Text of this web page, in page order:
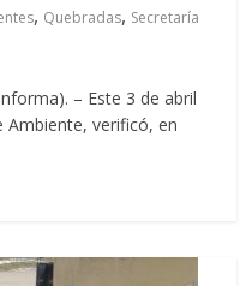
, Quebradas, Secretaría
– Este 3 de abril
Ambiente, verificó, en